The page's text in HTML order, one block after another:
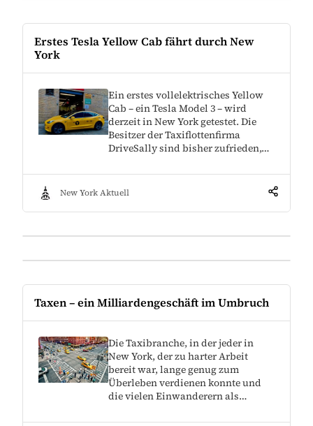
Erstes Tesla Yellow Cab fährt durch New
York
Ein erstes vollelektrisches Yellow
Cab – ein Tesla Model 3 – wird
derzeit in New York getestet. Die
Besitzer der Taxiflottenfirma
DriveSally sind bisher zufrieden,…
New York Aktuell
Taxen – ein Milliardengeschäft im Umbruch
Die Taxibranche, in der jeder in
New York, der zu harter Arbeit
bereit war, lange genug zum
Überleben verdienen konnte und
die vielen Einwanderern als…